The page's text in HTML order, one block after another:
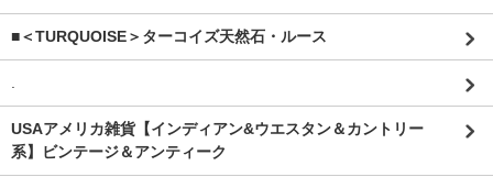
■＜TURQUOISE＞ターコイズ天然石・ルース
USAアメリカ雑貨【インディアン&ウエスタン＆カントリー
系】ビンテージ＆アンティーク